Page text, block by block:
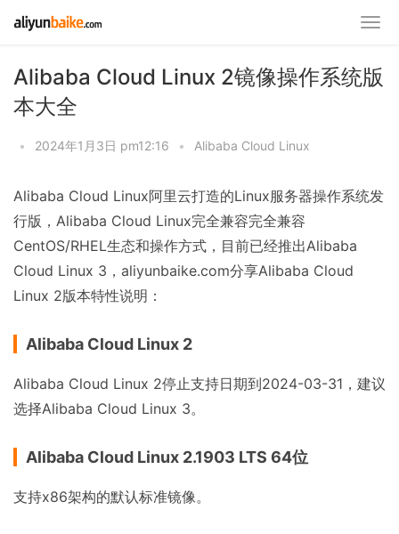
Alibaba Cloud Linux 2镜像操作系统版
本大全
• 2024年1月3日 pm12:16 • Alibaba Cloud Linux
Alibaba Cloud Linux阿里云打造的Linux服务器操作系统发
行版，Alibaba Cloud Linux完全兼容完全兼容
CentOS/RHEL生态和操作方式，目前已经推出Alibaba
Cloud Linux 3，aliyunbaike.com分享Alibaba Cloud
Linux 2版本特性说明：
Alibaba Cloud Linux 2
Alibaba Cloud Linux 2停止支持日期到2024-03-31，建议
选择Alibaba Cloud Linux 3。
Alibaba Cloud Linux 2.1903 LTS 64位
支持x86架构的默认标准镜像。